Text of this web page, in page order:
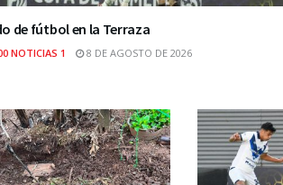
de fútbol en la Terraza
NOTICIAS 1 8 DE AGOSTO DE 2026